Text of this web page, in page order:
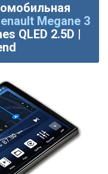
Megane 3
QLED 2.5D |